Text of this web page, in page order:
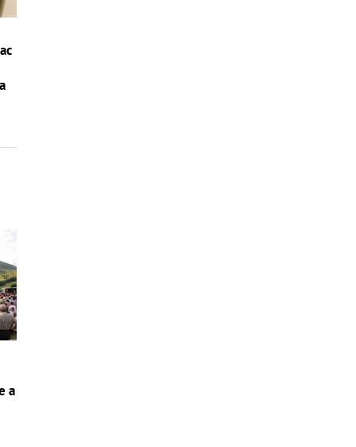
a